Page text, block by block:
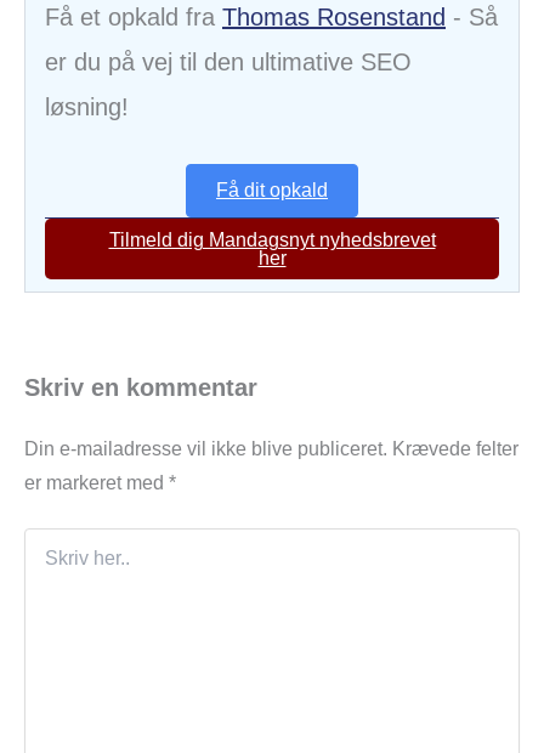
Få et opkald fra Thomas Rosenstand - Så
er du på vej til den ultimative SEO
løsning!
Få dit opkald
Tilmeld dig Mandagsnyt nyhedsbrevet
her
Skriv en kommentar
Din e-mailadresse vil ikke blive publiceret. Krævede felter
er markeret med *
her..